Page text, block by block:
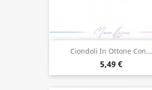
Ciondoli In Ottone Con...
5,49 €